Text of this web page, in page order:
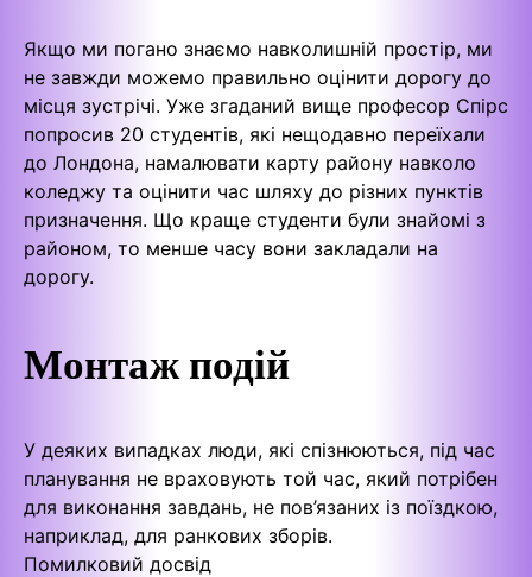
Якщо ми погано знаємо навколишній простір, ми
не завжди можемо правильно оцінити дорогу до
місця зустрічі. Уже згаданий вище професор Спірс
попросив 20 студентів, які нещодавно переїхали
до Лондона, намалювати карту району навколо
коледжу та оцінити час шляху до різних пунктів
призначення. Що краще студенти були знайомі з
районом, то менше часу вони закладали на
дорогу.
Монтаж подій
У деяких випадках люди, які спізнюються, під час
планування не враховують той час, який потрібен
для виконання завдань, не пов’язаних із поїздкою,
наприклад, для ранкових зборів.
Помилковий досвід